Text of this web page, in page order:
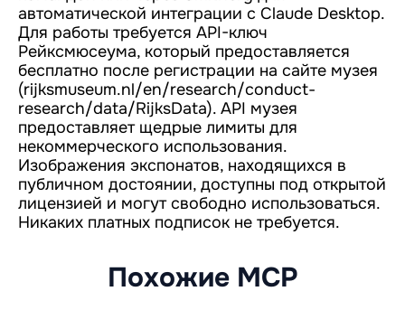
автоматической интеграции с Claude Desktop.
Для работы требуется API-ключ
Рейксмюсеума, который предоставляется
бесплатно после регистрации на сайте музея
(rijksmuseum.nl/en/research/conduct-
research/data/RijksData). API музея
предоставляет щедрые лимиты для
некоммерческого использования.
Изображения экспонатов, находящихся в
публичном достоянии, доступны под открытой
лицензией и могут свободно использоваться.
Никаких платных подписок не требуется.
Похожие MCP